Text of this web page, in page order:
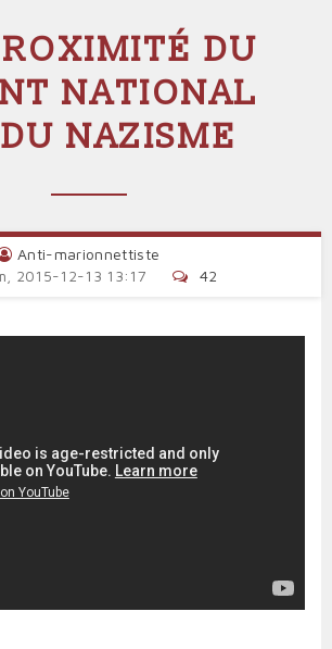
DU
NATIONAL
NAZISME
Anti-marionnettiste
2015-12-13 13:17
42